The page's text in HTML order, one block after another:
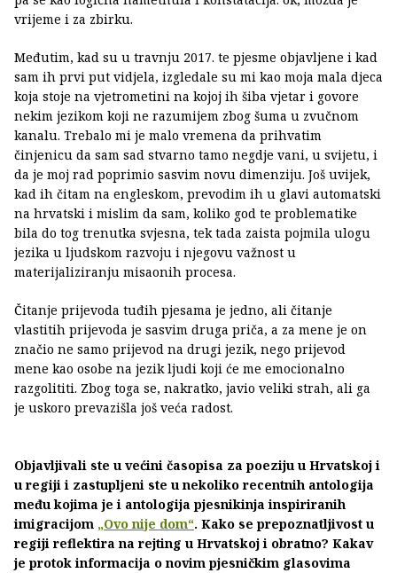
vrijeme i za zbirku.
Međutim, kad su u travnju 2017. te pjesme objavljene i kad
sam ih prvi put vidjela, izgledale su mi kao moja mala djeca
koja stoje na vjetrometini na kojoj ih šiba vjetar i govore
nekim jezikom koji ne razumijem zbog šuma u zvučnom
kanalu. Trebalo mi je malo vremena da prihvatim
činjenicu da sam sad stvarno tamo negdje vani, u svijetu, i
da je moj rad poprimio sasvim novu dimenziju. Još uvijek,
kad ih čitam na engleskom, prevodim ih u glavi automatski
na hrvatski i mislim da sam, koliko god te problematike
bila do tog trenutka svjesna, tek tada zaista pojmila ulogu
jezika u ljudskom razvoju i njegovu važnost u
materijaliziranju misaonih procesa.
Čitanje prijevoda tuđih pjesama je jedno, ali čitanje
vlastitih prijevoda je sasvim druga priča, a za mene je on
značio ne samo prijevod na drugi jezik, nego prijevod
mene kao osobe na jezik ljudi koji će me emocionalno
razgolititi. Zbog toga se, nakratko, javio veliki strah, ali ga
je uskoro prevazišla još veća radost.
Objavljivali ste u većini časopisa za poeziju u Hrvatskoj i
u regiji i zastupljeni ste u nekoliko recentnih antologija
među kojima je i antologija pjesnikinja inspiriranih
imigracijom „Ovo nije dom“. Kako se prepoznatljivost u
regiji reflektira na rejting u Hrvatskoj i obratno? Kakav
je protok informacija o novim pjesničkim glasovima